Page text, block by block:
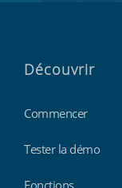
Découvrir
Commencer
Tester la démo
Fonctions